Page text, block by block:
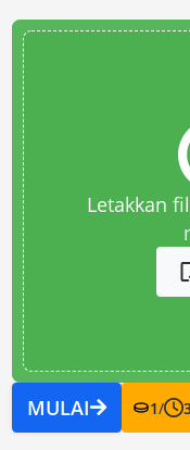
Letakkan
MULAI 1/